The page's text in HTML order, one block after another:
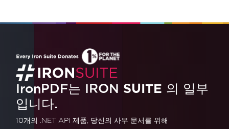
IronPDF는 IRON SUITE 의 일부
입니다.
10개의 .NET API 제품, 당신의 사무 문서를 위해